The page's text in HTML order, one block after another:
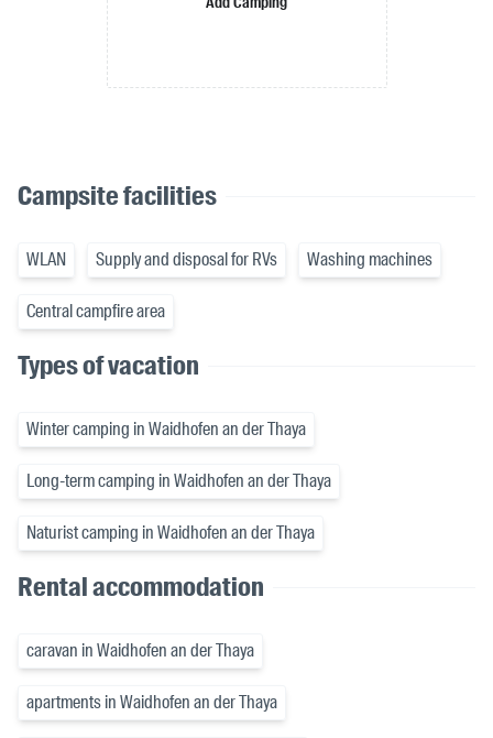
Campsite facilities
WLAN Supply and disposal for RVs Washing machines
Central campfire area
Types of vacation
Winter camping in Waidhofen an der Thaya
Long-term camping in Waidhofen an der Thaya
Naturist camping in Waidhofen an der Thaya
Rental accommodation
caravan in Waidhofen an der Thaya
apartments in Waidhofen an der Thaya